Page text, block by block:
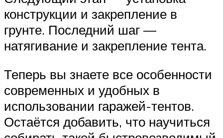
конструкции и закрепление в
грунте. Последний шаг —
натягивание и закрепление тента.
Теперь вы знаете все особенности
современных и удобных в
использовании гаражей-тентов.
Остаётся добавить, что научиться